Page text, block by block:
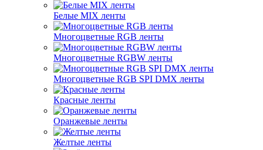
Белые MIX ленты
Многоцветные RGB ленты
Многоцветные RGBW ленты
Многоцветные RGB SPI DMX ленты
Красные ленты
Оранжевые ленты
Желтые ленты